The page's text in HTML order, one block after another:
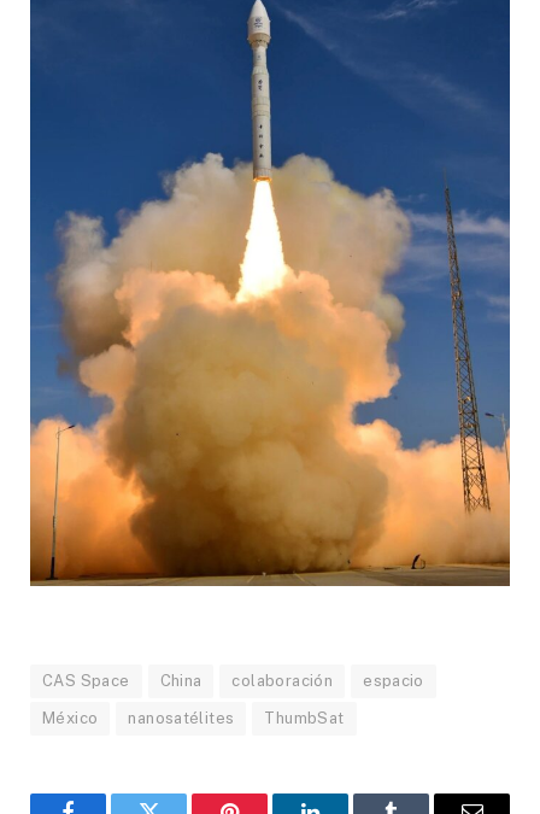
CAS Space China colaboración espacio
México nanosatélites ThumbSat